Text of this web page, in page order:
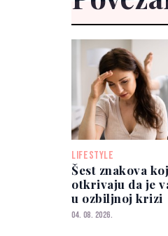
LIFESTYLE
Šest znakova
otkrivaju da je
u ozbiljnoj krizi
04. 08. 2026.